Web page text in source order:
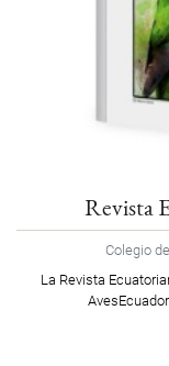
Revista
Colegio
La Revista